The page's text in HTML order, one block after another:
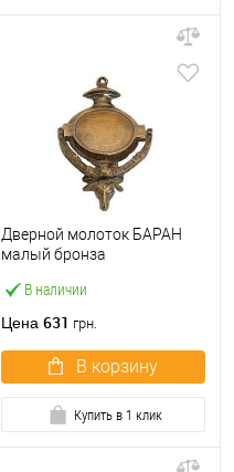
В наличии
Дверной молоток БАРАН
малый бронза
Цена 631 грн.
В корзину
Купить в 1 клик